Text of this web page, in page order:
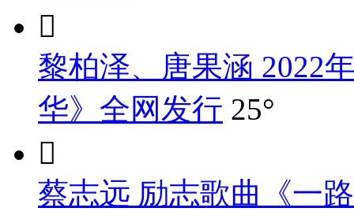

黎柏泽、唐果涵 2022
华》全网发行 25°

蔡志远 励志歌曲《一